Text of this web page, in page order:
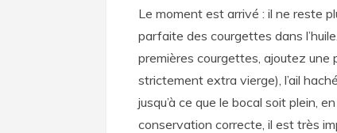
Le moment est arrivé : il ne reste
parfaite des courgettes dans
premières courgettes, ajoutez une
strictement extra vierge), l’ail
jusqu’à ce que le bocal soit plein,
conservation correcte, il est très